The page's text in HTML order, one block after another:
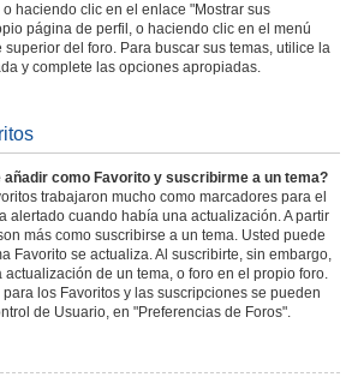
haciendo clic en el enlace "Mostrar sus
página de perfil, o haciendo clic en el menú
del foro. Para buscar sus temas, utilice la
y complete las opciones apropiadas.
como Favorito y suscribirme a un tema?
trabajaron mucho como marcadores para el
alertado cuando había una actualización. A partir
más como suscribirse a un tema. Usted puede
Favorito se actualiza. Al suscribirte, sin embargo,
de un tema, o foro en el propio foro.
los Favoritos y las suscripciones se pueden
de Usuario, en "Preferencias de Foros".